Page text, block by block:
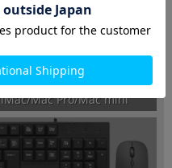
iMac/Mac Pro/Mac mini